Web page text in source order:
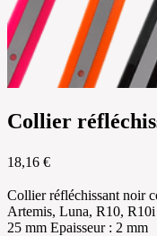
Collier
18,16 €
Collier réfléchissant noir
Artemis, Luna, R10,
25 mm Epaisseur : 2 mm